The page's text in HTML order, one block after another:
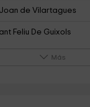
de Vilartagues
Feliu De Guixols
Más